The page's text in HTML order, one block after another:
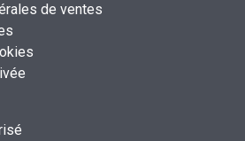
de ventes